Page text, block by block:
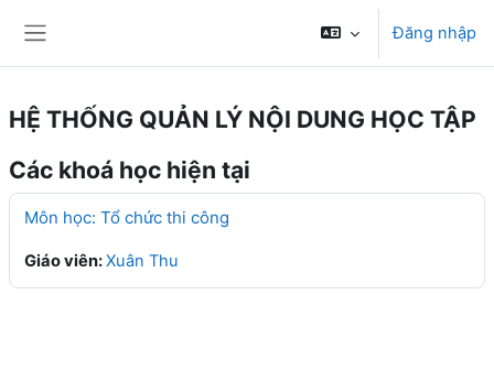
Đăng nhập
HỆ THỐNG QUẢN LÝ NỘI DUNG HỌC TẬP
Các khoá học hiện tại
Môn học: Tổ chức thi công
Giáo viên:Xuân Thu